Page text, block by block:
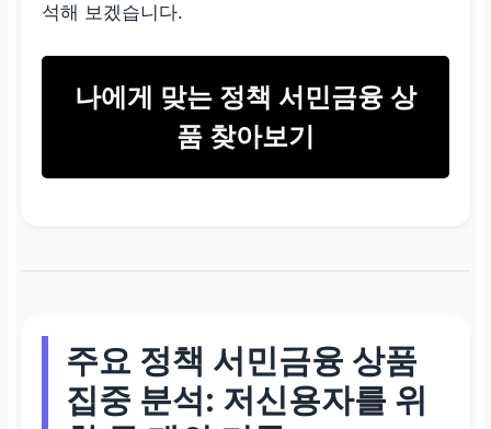
석해 보겠습니다.
나에게 맞는 정책 서민금융 상
품 찾아보기
주요 정책 서민금융 상품
집중 분석: 저신용자를 위